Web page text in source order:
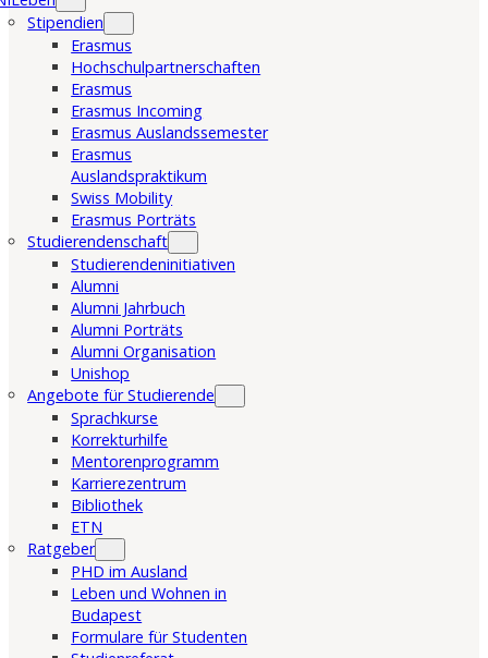
Stipendien
Erasmus
Hochschulpartnerschaften
Erasmus
Erasmus Incoming
Erasmus Auslandssemester
Erasmus
Auslandspraktikum
Swiss Mobility
Erasmus Porträts
Studierendenschaft
Studierendeninitiativen
Alumni
Alumni Jahrbuch
Alumni Porträts
Alumni Organisation
Unishop
Angebote für Studierende
Sprachkurse
Korrekturhilfe
Mentorenprogramm
Karrierezentrum
Bibliothek
ETN
Ratgeber
PHD im Ausland
Leben und Wohnen in
Budapest
Formulare für Studenten